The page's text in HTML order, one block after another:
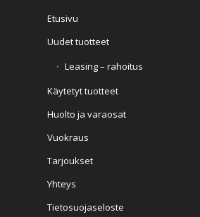
Etusivu
Uudet tuotteet
Leasing – rahoitus
Käytetyt tuotteet
Huolto ja varaosat
Vuokraus
Tarjoukset
Yhteys
Tietosuojaseloste